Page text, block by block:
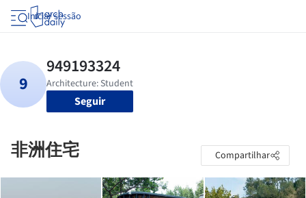
Iniciar sessão
Seguir
非洲住宅 Compartilhar